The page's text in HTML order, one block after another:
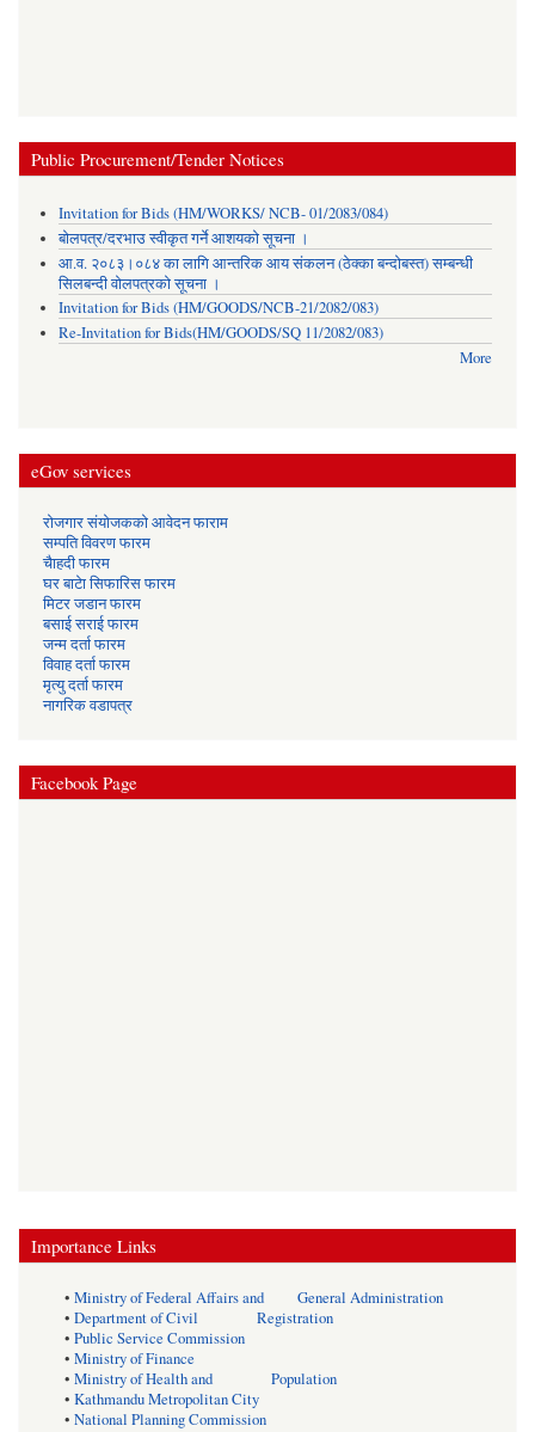
Public Procurement/Tender Notices
Invitation for Bids (HM/WORKS/ NCB- 01/2083/084)
बोलपत्र/दरभाउ स्वीकृत गर्ने आशयको सूचना ।
आ.व. २०८३।०८४ का लागि आन्तरिक आय संकलन (ठेक्का बन्दोबस्त) सम्बन्धी
सिलबन्दी वोलपत्रको सूचना ।
Invitation for Bids (HM/GOODS/NCB-21/2082/083)
Re-Invitation for Bids(HM/GOODS/SQ 11/2082/083)
More
eGov services
रोजगार संयोजकको आवेदन फाराम
सम्पति विवरण फारम
चैाहदी फारम
घर बाटेा सिफारिस फारम
मिटर जडान फारम
बसाई सराई फारम
जन्म दर्ता फारम
विवाह दर्ता फारम
मृत्यु दर्ता फारम
नागरिक वडापत्र
Facebook Page
Importance Links
• Ministry of Federal Affairs and General Administration
• Department of Civil Registration
• Public Service Commission
• Ministry of Finance
• Ministry of Health and Population
• Kathmandu Metropolitan City
• National Planning Commission